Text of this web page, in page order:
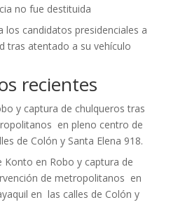
no fue destituida
los candidatos presidenciales a
tras atentado a su vehículo
recientes
y captura de chulqueros tras
en pleno centro de
de Colón y Santa Elena 918.
Konto en Robo y captura de
de metropolitanos en
en las calles de Colón y